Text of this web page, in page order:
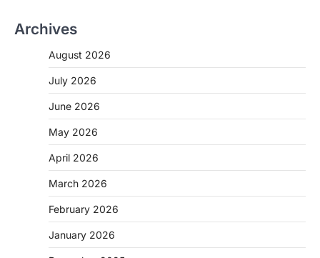
Archives
August 2026
July 2026
June 2026
May 2026
April 2026
March 2026
February 2026
January 2026